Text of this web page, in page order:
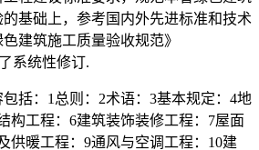
基础上，参考国内外先进标准和技术
建筑施工质量验收规范》
系统性修订.
括：1总则：2术语：3基本规定：4地
构工程：6建筑装饰装修工程：7屋面
供暖工程：9通风与空调工程：10建